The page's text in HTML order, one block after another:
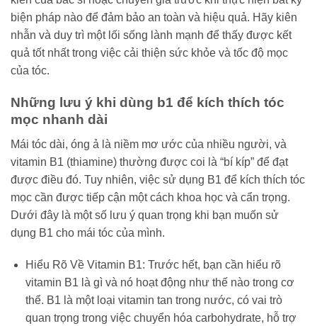
biện pháp nào để đảm bảo an toàn và hiệu quả. Hãy kiên
nhẫn và duy trì một lối sống lành mạnh để thấy được kết
quả tốt nhất trong việc cải thiện sức khỏe và tốc độ mọc
của tóc.
Những lưu ý khi dùng b1 để kích thích tóc
mọc nhanh dài
Mái tóc dài, óng ả là niềm mơ ước của nhiều người, và
vitamin B1 (thiamine) thường được coi là “bí kíp” để đạt
được điều đó. Tuy nhiên, việc sử dụng B1 để kích thích tóc
mọc cần được tiếp cận một cách khoa học và cẩn trọng.
Dưới đây là một số lưu ý quan trọng khi bạn muốn sử
dụng B1 cho mái tóc của mình.
Hiểu Rõ Về Vitamin B1: Trước hết, bạn cần hiểu rõ
vitamin B1 là gì và nó hoạt động như thế nào trong cơ
thể. B1 là một loại vitamin tan trong nước, có vai trò
quan trọng trong việc chuyển hóa carbohydrate, hỗ trợ